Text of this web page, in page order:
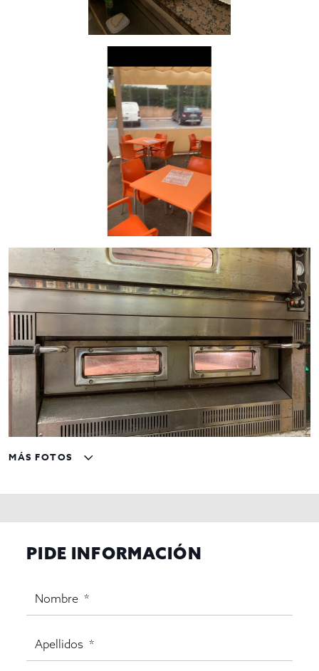
¡No dejes pasar esta oportunidad!Ponte en contacto con
para obtener más información o para programar
Gestiona InmoOlaya – Tu aliado en traspasos de éxito.
MÁS FOTOS
PIDE INFORMACIÓN